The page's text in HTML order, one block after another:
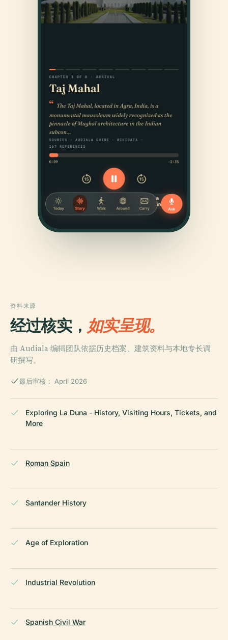
资料来源
经过核实， 如实呈现。
由 Audiala 编辑团队依据历史档案、建筑资料与本地专长调
研撰写。
最后审核： April 2026
Exploring La Duna - History, Visiting Hours, Tickets, and
More
Roman Spain
Santander History
Age of Exploration
Industrial Revolution
Spanish Civil War